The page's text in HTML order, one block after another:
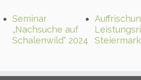
Seminar
„Nachsuche auf
Schalenwild“ 2024
Steiermark